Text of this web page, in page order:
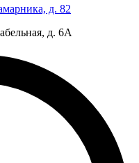
д. 82
д. 6А